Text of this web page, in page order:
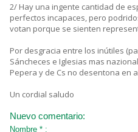
2/ Hay una ingente cantidad de
perfectos incapaces, pero
votan porque se sienten
Por desgracia entre los inútiles
Sáncheces e Iglesias mas
Pepera y de Cs no desentona en
Un cordial saludo
Nuevo comentario:
Nombre * :